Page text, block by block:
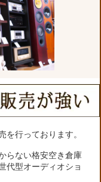
を行っております。
らない格安空き倉庫
代型オーディオショ